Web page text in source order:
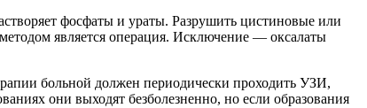
фосфаты и ураты. Разрушить цистиновые или
является операция. Исключение — оксалаты
больной должен периодически проходить УЗИ,
они выходят безболезненно, но если образования